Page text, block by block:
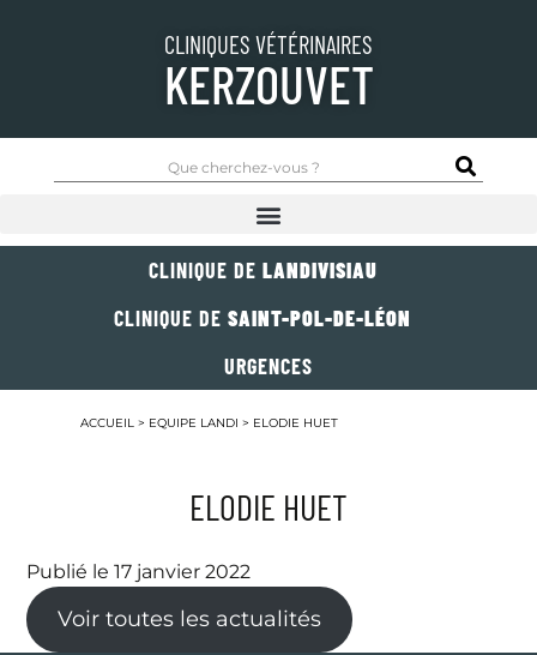
CLINIQUES VÉTÉRINAIRES
KERZOUVET
CLINIQUE DE LANDIVISIAU
CLINIQUE DE SAINT-POL-DE-LÉON
URGENCES
ACCUEIL > EQUIPE LANDI > ELODIE HUET
ELODIE HUET
Publié le 17 janvier 2022
Voir toutes les actualités